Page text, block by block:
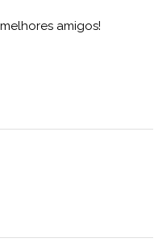
amigos!